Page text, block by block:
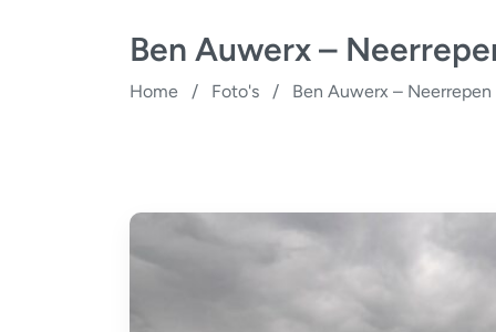
Ben Auwerx –
Home / Foto's / Ben Auwerx – Neerrepen